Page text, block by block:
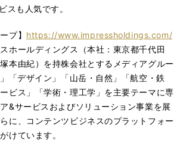
スも人気です。
プ】 https://www.impressholdings.com/
ホールディングス（本社：東京都千代田
本由紀）を持株会社とするメディアグルー
「デザイン」「山岳・自然」「航空・鉄
ビス」「学術・理工学」を主要テーマに専
&サービスおよびソリューション事業を展
に、コンテンツビジネスのプラットフォー
けています。